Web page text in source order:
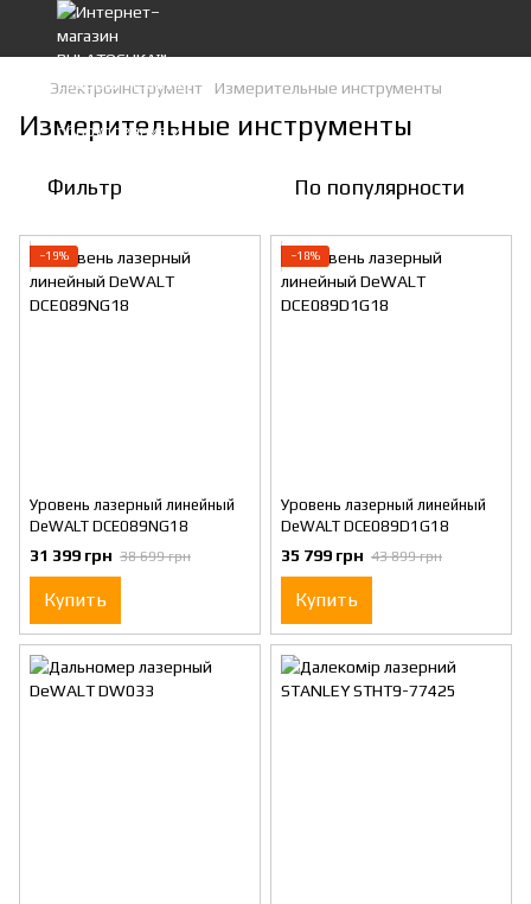
Электроинструмент Измерительные инструменты
Измерительные инструменты
Фильтр По популярности
−19%
Уровень лазерный линейный
DeWALT DCE089NG18
31 399 грн 38 699 грн
Купить
−18%
Уровень лазерный линейный
DeWALT DCE089D1G18
35 799 грн 43 899 грн
Купить